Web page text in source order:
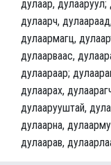
дулаар, дулааруул;
дулаарч,
дулаармагц,
дулаарваас,
дулаараар;
дулаарах,
дулаарууштай,
дулаарна,
дулаарав,